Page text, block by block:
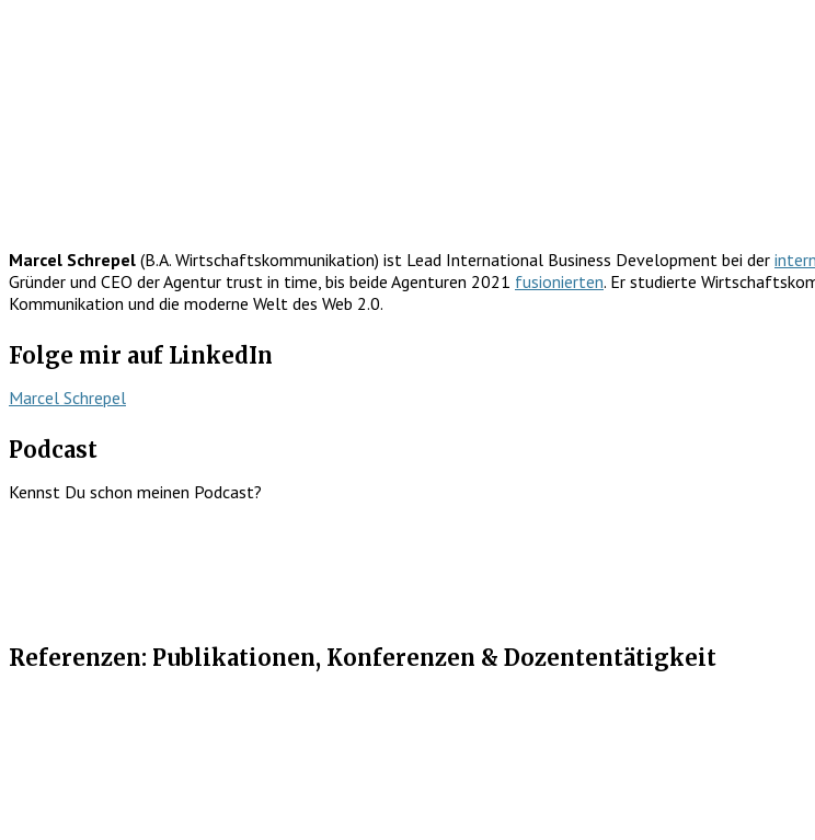
Marcel Schrepel (B.A. Wirtschaftskommunikation) ist Lead International Business Development bei der
Gründer und CEO der Agentur trust in time, bis beide Agenturen 2021 fusionierten. Er studierte
Kommunikation und die moderne Welt des Web 2.0.
Folge mir auf LinkedIn
Marcel Schrepel
Podcast
Kennst Du schon meinen Podcast?
Referenzen: Publikationen, Konferenzen & Dozententätigkeit